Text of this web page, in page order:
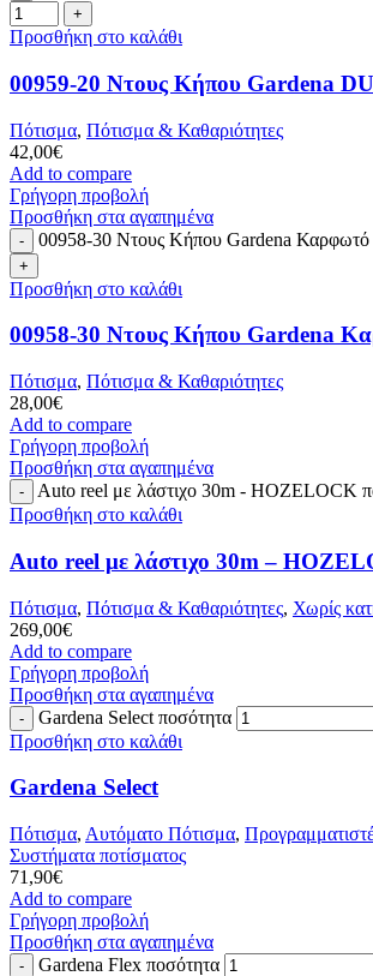
Προσθήκη στο καλάθι
00959-20 Ντους Κήπου Gardena
Πότισμα, Πότισμα & Καθαριότητες
42,00€
Add to compare
Γρήγορη προβολή
Προσθήκη στα αγαπημένα
00958-30 Ντους Κήπου Gardena Καρφωτό
Προσθήκη στο καλάθι
00958-30 Ντους Κήπου Gardena
Πότισμα, Πότισμα & Καθαριότητες
28,00€
Add to compare
Γρήγορη προβολή
Προσθήκη στα αγαπημένα
Auto reel με λάστιχο 30m - HOZELOCK
Προσθήκη στο καλάθι
Auto reel με λάστιχο 30m –
Πότισμα, Πότισμα & Καθαριότητες, Χωρίς
269,00€
Add to compare
Γρήγορη προβολή
Προσθήκη στα αγαπημένα
Gardena Select ποσότητα
Προσθήκη στο καλάθι
Gardena Select
Πότισμα, Αυτόματο Πότισμα,
Συστήματα ποτίσματος
71,90€
Add to compare
Γρήγορη προβολή
Προσθήκη στα αγαπημένα
Gardena Flex ποσότητα